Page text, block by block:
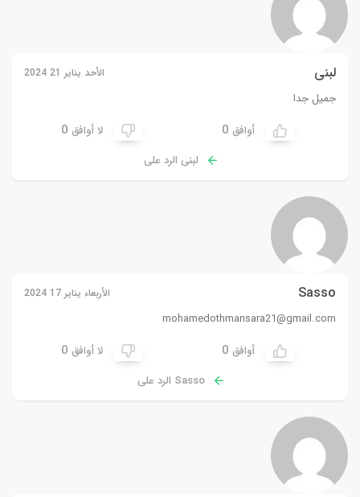
لبنى الأحد يناير 21 2024
جميل جدا
أوافق 0 لا أوافق 0
لبنى الرد على
Sasso الأربعاء يناير 17 2024
mohamedothmansara21@gmail.com
أوافق 0 لا أوافق 0
Sasso الرد على